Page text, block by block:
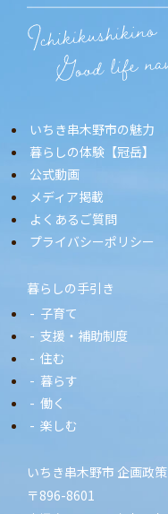
いちき串木野市の魅力
暮らしの体験【冠岳】
公式動画
メディア掲載
よくあるご質問
プライバシーポリシー
暮らしの手引き
子育て
支援・補助制度
住む
暮らす
働く
楽しむ
いちき串木野市 企画政
〒896-8601